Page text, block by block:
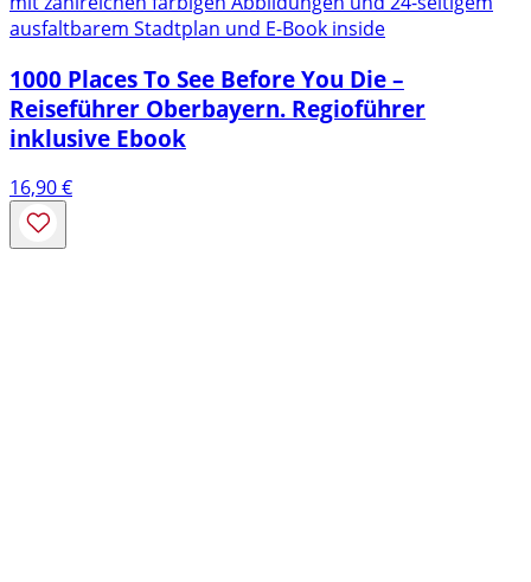
ausfaltbarem Stadtplan und E-Book inside
1000 Places To See Before You Die –
Reiseführer Oberbayern. Regioführer
inklusive Ebook
16,90€